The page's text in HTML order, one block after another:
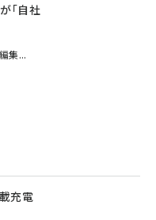
「自社
集...
充電